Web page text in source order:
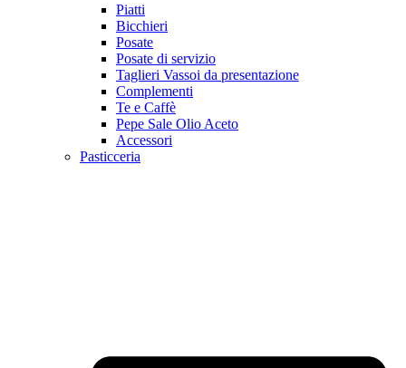
Piatti
Bicchieri
Posate
Posate di servizio
Taglieri Vassoi da presentazione
Complementi
Te e Caffè
Pepe Sale Olio Aceto
Accessori
Pasticceria